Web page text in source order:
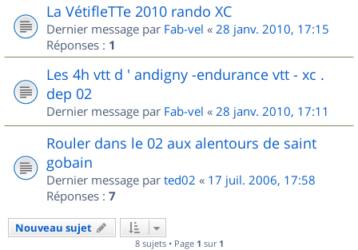
La VétifleTTe 2010 rando XC
Dernier message par Fab-vel « 28 janv. 2010, 17:15
Réponses : 1
Les 4h vtt d ' andigny -endurance vtt - xc .
dep 02
Dernier message par Fab-vel « 28 janv. 2010, 17:11
Rouler dans le 02 aux alentours de saint
gobain
Dernier message par ted02 « 17 juil. 2006, 17:58
Réponses : 7
Nouveau sujet
8 sujets • Page 1 sur 1